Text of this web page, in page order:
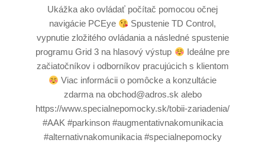
Ukážka ako ovládať počítač pomocou očnej
navigácie PCEye
Spustenie TD Control,
vypnutie zložitého ovládania a následné spustenie
programu Grid 3 na hlasový výstup
Ideálne pre
začiatočníkov i odborníkov pracujúcich s klientom
Viac informácii o pomôcke a konzultácie
zdarma na obchod@adros.sk alebo
https://www.specialnepomocky.sk/tobii-zariadenia/
#AAK #parkinson #augmentativnakomunikacia
#alternativnakomunikacia #specialnepomocky